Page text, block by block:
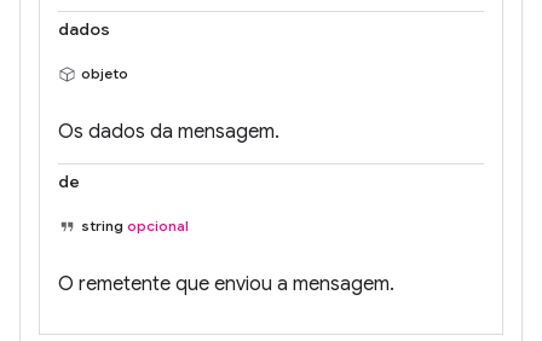
dados
objeto
Os dados da mensagem.
de
string opcional
O remetente que enviou a mensagem.